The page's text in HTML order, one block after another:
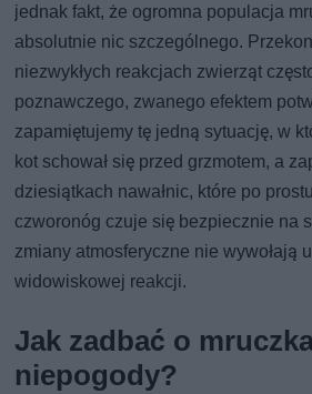
jednak fakt, że ogromna populacja
absolutnie nic szczególnego.
niezwykłych reakcjach zwierząt
poznawczego, zwanego efektem
zapamiętujemy tę jedną sytuację, w
kot schował się przed grzmotem, a
dziesiątkach nawałnic, które po
czworonóg czuje się bezpiecznie na
zmiany atmosferyczne nie wywołają
widowiskowej reakcji.
Jak zadbać o
niepogody?